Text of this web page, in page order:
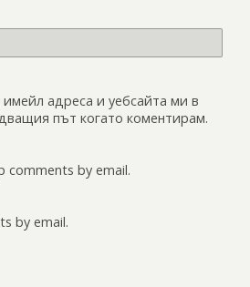
адреса и уебсайта ми в
път когато коментирам.
comments by email.
by email.